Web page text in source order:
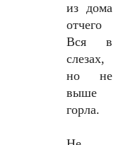
из дома
отчего
Вся в
слезах,
но не
выше
горла.